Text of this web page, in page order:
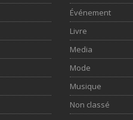
Événement
Livre
Media
Mode
Musique
Non classé